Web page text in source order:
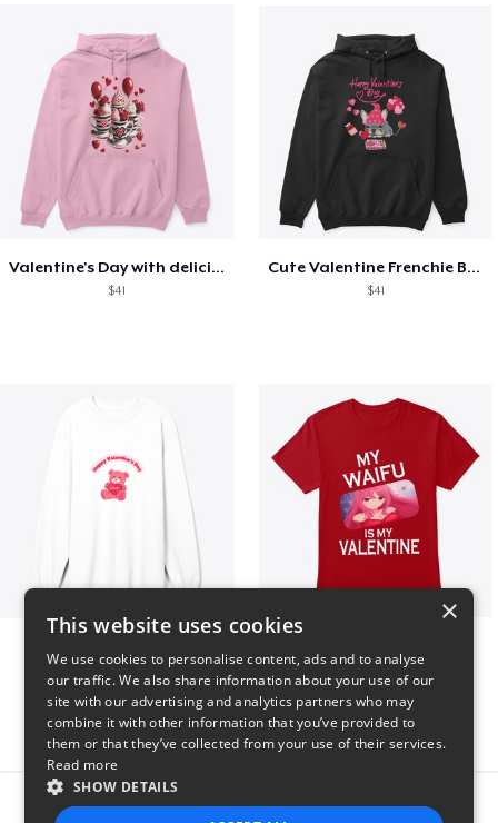
Valentine's Day with delicious food
$41
Cute Valentine Frenchie Bulldog
$41
$37 $25
Report this product
×
This website uses cookies
We use cookies to personalise content, ads and to analyse
our traffic. We also share information about your use of our
site with our advertising and analytics partners who may
combine it with other information that you’ve provided to
them or that they’ve collected from your use of their services.
Read more
SHOW DETAILS